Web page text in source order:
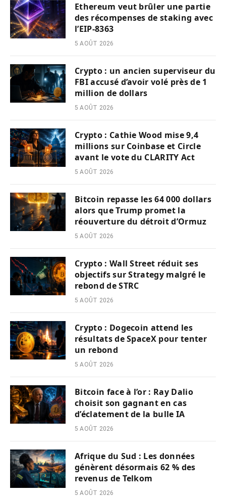
Ethereum veut brûler une partie
des récompenses de staking avec
l’EIP-8363
5 AOÛT 2026
Crypto : un ancien superviseur du
FBI accusé d’avoir volé près de 1
million de dollars
5 AOÛT 2026
Crypto : Cathie Wood mise 9,4
millions sur Coinbase et Circle
avant le vote du CLARITY Act
5 AOÛT 2026
Bitcoin repasse les 64 000 dollars
alors que Trump promet la
réouverture du détroit d’Ormuz
5 AOÛT 2026
Crypto : Wall Street réduit ses
objectifs sur Strategy malgré le
rebond de STRC
5 AOÛT 2026
Crypto : Dogecoin attend les
résultats de SpaceX pour tenter
un rebond
5 AOÛT 2026
Bitcoin face à l’or : Ray Dalio
choisit son gagnant en cas
d’éclatement de la bulle IA
5 AOÛT 2026
Afrique du Sud : Les données
génèrent désormais 62 % des
revenus de Telkom
5 AOÛT 2026